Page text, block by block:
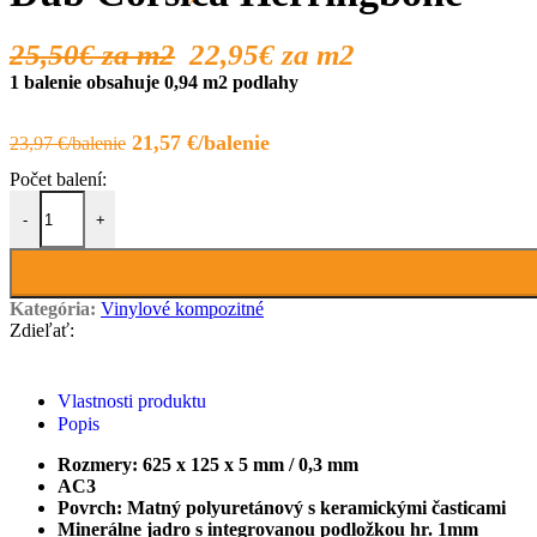
23,97€
Pôvodná
21,57 €
Aktuálna
25,50€za m2 22,95€ za m2
1 balenie obsahuje 0,94 m2 podlahy
-
množstvo Dub Corsica Herringbone
+
Kategória: Vinylové kompozitné
Zdieľať:
Vlastnosti produktu
Popis
Rozmery: 625 x 125 x 5 mm / 0,3 mm
AC3
Povrch: Matný polyuretánový s keramickými časticami
Minerálne jadro s integrovanou podložkou hr. 1mm